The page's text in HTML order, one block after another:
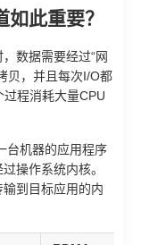
此重要？
数据需要经过“网
贝，并且每次I/O都
程消耗大量CPU
台机器的应用程序
操作系统内核。
到目标应用的内